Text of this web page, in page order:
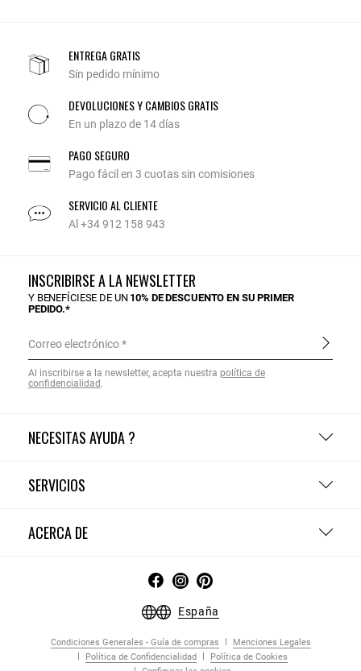
ENTREGA GRATIS
Sin pedido mínimo
DEVOLUCIONES Y CAMBIOS GRATIS
En un plazo de 14 días
PAGO SEGURO
Pago fácil en 3 cuotas sin comisiones
SERVICIO AL CLIENTE
Al +34 912 158 943
NECESITAS AYUDA ?
SERVICIOS
ACERCA DE
INSCRIBIRSE A LA NEWSLETTER
Y BENEFÍCIESE DE UN 10% DE DESCUENTO EN SU PRIMER
PEDIDO.*
Correo electrónico
Al inscribirse a la newsletter, acepta nuestra política de
confidencialidad.
España
Condiciones Generales - Guía de compras
Menciones Legales
Política de Confidencialidad
Política de Cookies